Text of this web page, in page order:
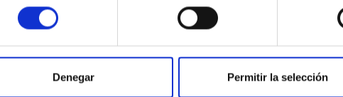
Denegar Permitir la selección
Nuclei on Habitable Worlds
black hole (SMBH) activity on habitability has garnered